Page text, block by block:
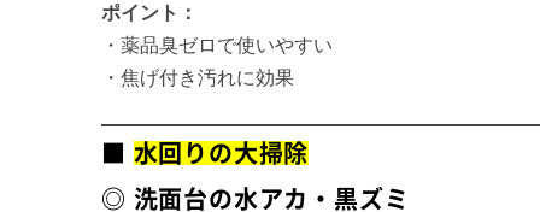
ポイント：
・薬品臭ゼロで使いやすい
・焦げ付き汚れに効果
水回りの大掃除
◎ 洗面台の水アカ・黒ズミ